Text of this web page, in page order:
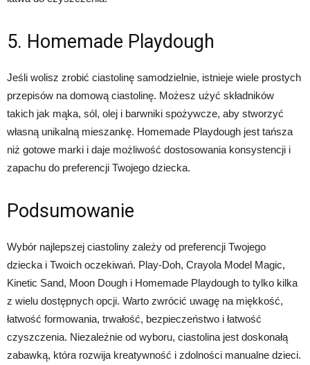
5. Homemade Playdough
Jeśli wolisz zrobić ciastolinę samodzielnie, istnieje wiele prostych
przepisów na domową ciastolinę. Możesz użyć składników
takich jak mąka, sól, olej i barwniki spożywcze, aby stworzyć
własną unikalną mieszankę. Homemade Playdough jest tańsza
niż gotowe marki i daje możliwość dostosowania konsystencji i
zapachu do preferencji Twojego dziecka.
Podsumowanie
Wybór najlepszej ciastoliny zależy od preferencji Twojego
dziecka i Twoich oczekiwań. Play-Doh, Crayola Model Magic,
Kinetic Sand, Moon Dough i Homemade Playdough to tylko kilka
z wielu dostępnych opcji. Warto zwrócić uwagę na miękkość,
łatwość formowania, trwałość, bezpieczeństwo i łatwość
czyszczenia. Niezależnie od wyboru, ciastolina jest doskonałą
zabawką, która rozwija kreatywność i zdolności manualne dzieci.